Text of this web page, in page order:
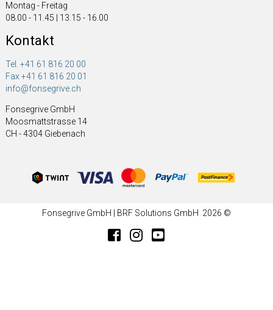
Montag - Freitag
08.00 - 11.45 | 13.15 - 16.00
Kontakt
Tel. +41 61 816 20 00
Fax +41 61 816 20 01
info@fonsegrive.ch
Fonsegrive GmbH
Moosmattstrasse 14
CH - 4304 Giebenach
Fonsegrive GmbH | BRF Solutions GmbH 2026 ©